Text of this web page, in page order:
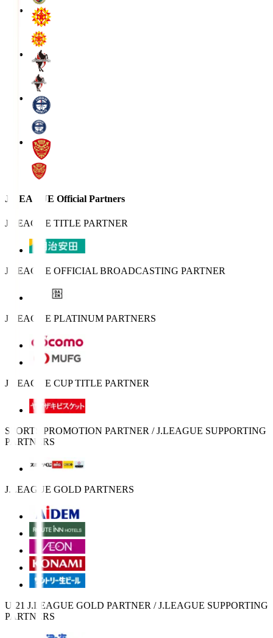
J.LEAGUE Official Partners
J.LEAGUE TITLE PARTNER
J.LEAGUE OFFICIAL BROADCASTING PARTNER
J.LEAGUE PLATINUM PARTNERS
J.LEAGUE CUP TITLE PARTNER
SPORTS PROMOTION PARTNER / J.LEAGUE SUPPORTING
PARTNERS
J.LEAGUE GOLD PARTNERS
U-21 J.LEAGUE GOLD PARTNER / J.LEAGUE SUPPORTING
PARTNERS